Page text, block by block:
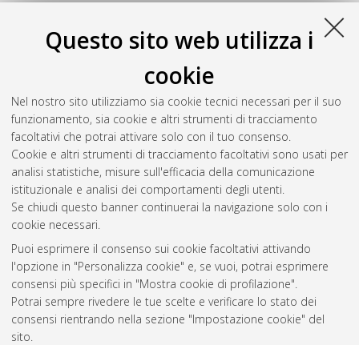
Questo sito web utilizza i
cookie
Nel nostro sito utilizziamo sia cookie tecnici necessari per il suo
funzionamento, sia cookie e altri strumenti di tracciamento
facoltativi che potrai attivare solo con il tuo consenso.
Cookie e altri strumenti di tracciamento facoltativi sono usati per
analisi statistiche, misure sull'efficacia della comunicazione
istituzionale e analisi dei comportamenti degli utenti.
Se chiudi questo banner continuerai la navigazione solo con i
cookie necessari.
Puoi esprimere il consenso sui cookie facoltativi attivando
l'opzione in "Personalizza cookie" e, se vuoi, potrai esprimere
consensi più specifici in "Mostra cookie di profilazione".
Potrai sempre rivedere le tue scelte e verificare lo stato dei
consensi rientrando nella sezione "Impostazione cookie" del
sito.
Gestione del documento:
Atom
Rss 1.0
Rss 2.0